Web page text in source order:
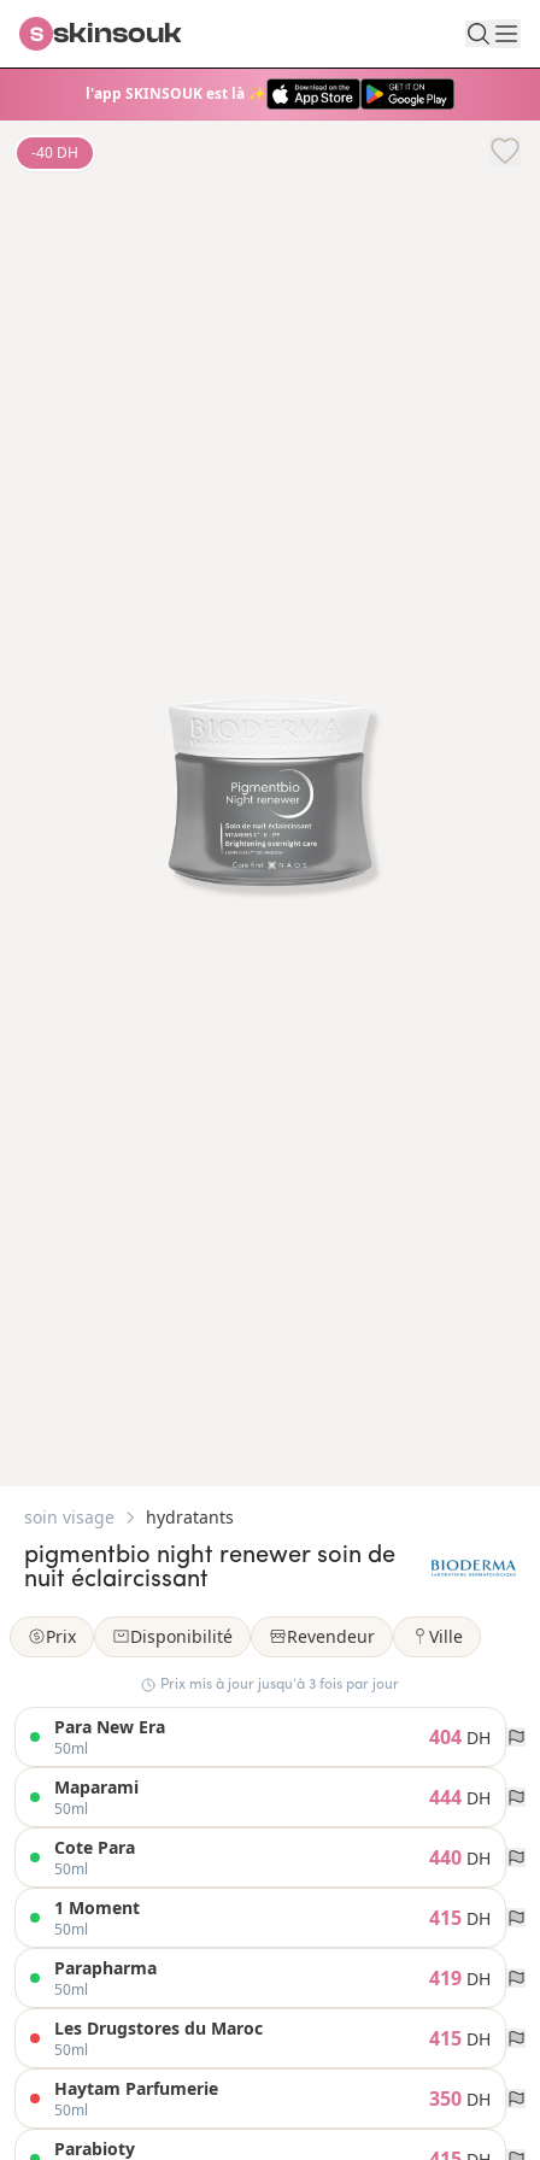
l'app SKINSOUK est là ✨
S skinsouk
-40 DH
soin visage hydratants
pigmentbio night renewer soin de
nuit éclaircissant
Prix Disponibilité Revendeur Ville
Prix mis à jour jusqu’à 3 fois par jour
Para New Era
50ml 404 DH
Maparami
50ml 444 DH
Cote Para
50ml 440 DH
1 Moment
50ml 415 DH
Parapharma
50ml 419 DH
Les Drugstores du Maroc
50ml 415 DH
Haytam Parfumerie
50ml 350 DH
Parabioty